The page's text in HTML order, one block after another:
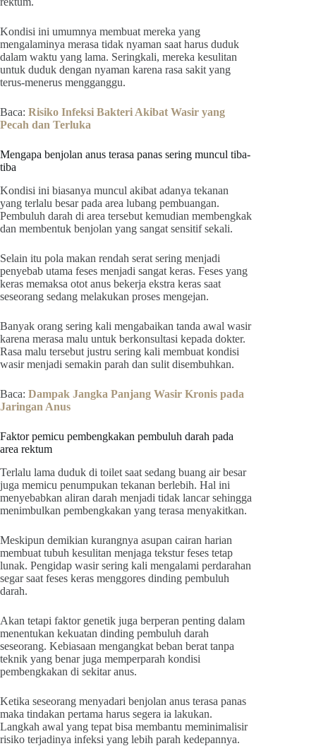
Kondisi ini umumnya membuat mereka yang
mengalaminya merasa tidak nyaman saat harus duduk
dalam waktu yang lama. Seringkali, mereka kesulitan
untuk duduk dengan nyaman karena rasa sakit yang
terus-menerus mengganggu.
Baca: Risiko Infeksi Bakteri Akibat Wasir yang
Pecah dan Terluka
Mengapa benjolan anus terasa panas sering muncul tiba-
tiba
Kondisi ini biasanya muncul akibat adanya tekanan
yang terlalu besar pada area lubang pembuangan.
Pembuluh darah di area tersebut kemudian membengkak
dan membentuk benjolan yang sangat sensitif sekali.
Selain itu pola makan rendah serat sering menjadi
penyebab utama feses menjadi sangat keras. Feses yang
keras memaksa otot anus bekerja ekstra keras saat
seseorang sedang melakukan proses mengejan.
Banyak orang sering kali mengabaikan tanda awal wasir
karena merasa malu untuk berkonsultasi kepada dokter.
Rasa malu tersebut justru sering kali membuat kondisi
wasir menjadi semakin parah dan sulit disembuhkan.
Baca: Dampak Jangka Panjang Wasir Kronis pada
Jaringan Anus
Faktor pemicu pembengkakan pembuluh darah pada
area rektum
Terlalu lama duduk di toilet saat sedang buang air besar
juga memicu penumpukan tekanan berlebih. Hal ini
menyebabkan aliran darah menjadi tidak lancar sehingga
menimbulkan pembengkakan yang terasa menyakitkan.
Meskipun demikian kurangnya asupan cairan harian
membuat tubuh kesulitan menjaga tekstur feses tetap
lunak. Pengidap wasir sering kali mengalami perdarahan
segar saat feses keras menggores dinding pembuluh
darah.
Akan tetapi faktor genetik juga berperan penting dalam
menentukan kekuatan dinding pembuluh darah
seseorang. Kebiasaan mengangkat beban berat tanpa
teknik yang benar juga memperparah kondisi
pembengkakan di sekitar anus.
Ketika seseorang menyadari benjolan anus terasa panas
maka tindakan pertama harus segera ia lakukan.
Langkah awal yang tepat bisa membantu meminimalisir
risiko terjadinya infeksi yang lebih parah kedepannya.